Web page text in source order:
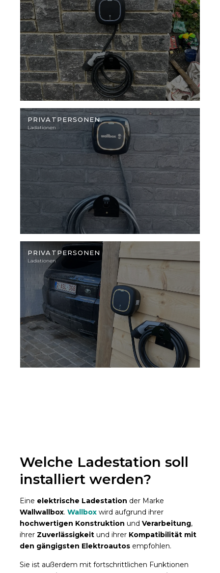
Illustratives
Foto
PRIVATPERSONEN
Ladationen
Illustratives
Foto
PRIVATPERSONEN
Ladationen
Welche Ladestation soll
installiert werden?
Eine elektrische Ladestation der Marke
Wallwallbox. Wallbox wird aufgrund ihrer
hochwertigen Konstruktion und Verarbeitung,
ihrer Zuverlässigkeit und ihrer Kompatibilität mit
den gängigsten Elektroautos empfohlen.
Sie ist außerdem mit fortschrittlichen Funktionen